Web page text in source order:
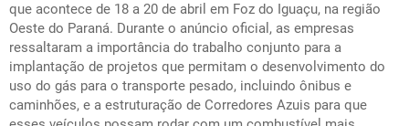
que acontece de 18 a 20 de abril em Foz do Iguaçu, na região
Oeste do Paraná. Durante o anúncio oficial, as empresas
ressaltaram a importância do trabalho conjunto para a
implantação de projetos que permitam o desenvolvimento do
uso do gás para o transporte pesado, incluindo ônibus e
caminhões, e a estruturação de Corredores Azuis para que